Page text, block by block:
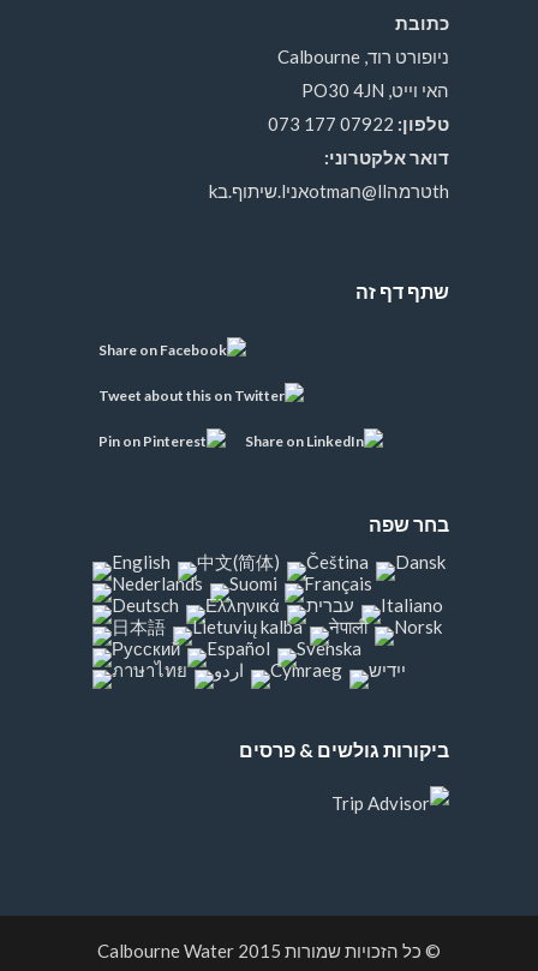
כתובת
ניופורט רוד, Calbourne
האי וייט, PO30 4JN
טלפון:
דואר אלקטרוני:
thטרמהll@חotmaאניl.שיתוף.בk
שתף דף זה
בחר שפה
ביקורות גולשים & פרסים
© כל הזכויות שמורות 2015 Calbourne Water